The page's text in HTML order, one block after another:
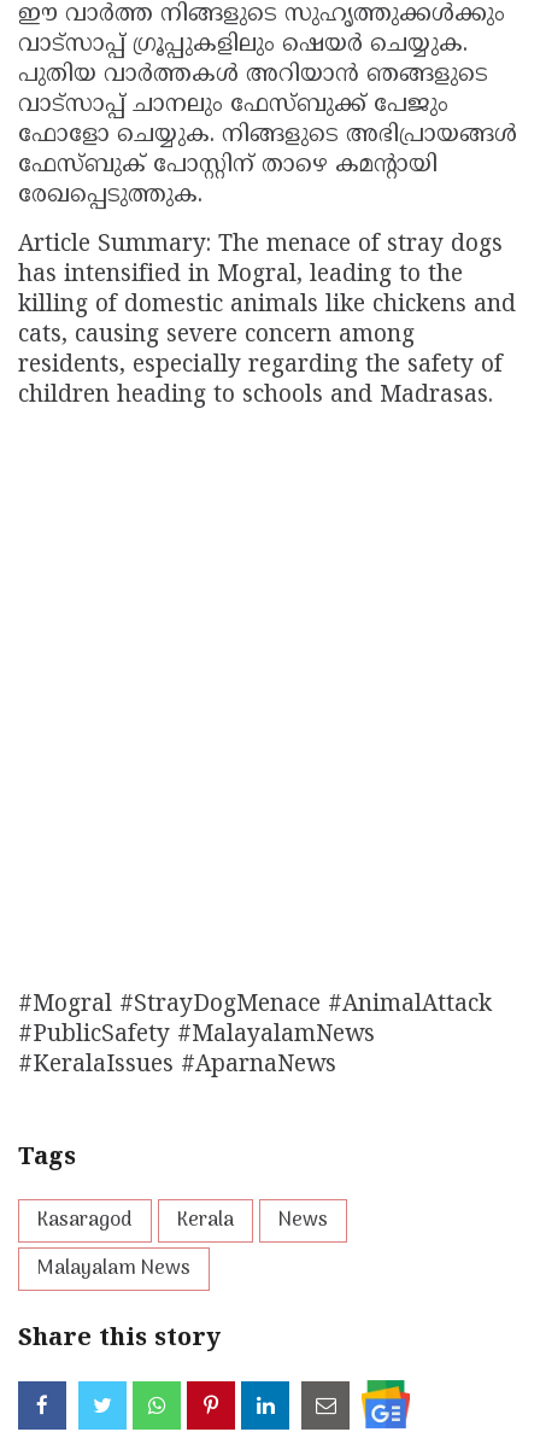
ഈ വാർത്ത നിങ്ങളുടെ സുഹൃത്തുക്കൾക്കും
വാട്സാപ്പ് ഗ്രൂപ്പുകളിലും ഷെയർ ചെയ്യുക.
പുതിയ വാർത്തകൾ അറിയാൻ ഞങ്ങളുടെ
വാട്സാപ്പ് ചാനലും ഫേസ്ബുക്ക് പേജും
ഫോളോ ചെയ്യുക. നിങ്ങളുടെ അഭിപ്രായങ്ങൾ
ഫേസ്ബുക് പോസ്റ്റിന് താഴെ കമൻ്റായി
രേഖപ്പെടുത്തുക.
Article Summary: The menace of stray dogs
has intensified in Mogral, leading to the
killing of domestic animals like chickens and
cats, causing severe concern among
residents, especially regarding the safety of
children heading to schools and Madrasas.
#Mogral #StrayDogMenace #AnimalAttack
#PublicSafety #MalayalamNews
#KeralaIssues #AparnaNews
Tags
Kasaragod Kerala
News
Malayalam News
Share this story